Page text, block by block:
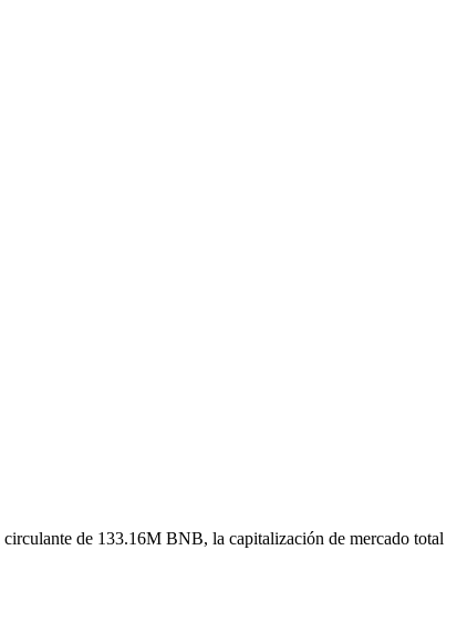
circulante de 133.16M BNB, la capitalización de mercado total